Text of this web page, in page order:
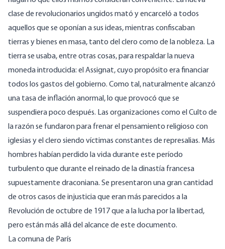
clase de revolucionarios ungidos mató y encarceló a todos
aquellos que se oponían a sus ideas, mientras confiscaban
tierras y bienes en masa, tanto del clero como de la nobleza. La
tierra se usaba, entre otras cosas, para respaldar la nueva
moneda introducida: el Assignat, cuyo propósito era financiar
todos los gastos del gobierno. Como tal, naturalmente alcanzó
una tasa de inflación anormal, lo que provocó que se
suspendiera poco después. Las organizaciones como el Culto de
la razón se fundaron para frenar el pensamiento religioso con
iglesias y el clero siendo víctimas constantes de represalias. Más
hombres habían perdido la vida durante este período
turbulento que durante el reinado de la dinastía francesa
supuestamente draconiana. Se presentaron una gran cantidad
de otros casos de injusticia que eran más parecidos a la
Revolución de octubre de 1917 que a la lucha por la libertad,
pero están más allá del alcance de este documento.
La comuna de París